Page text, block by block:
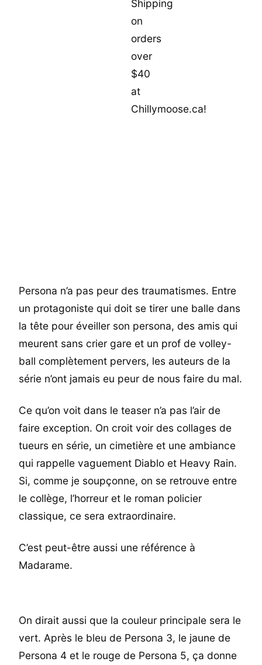
Persona n’a pas peur des traumatismes. Entre
un protagoniste qui doit se tirer une balle dans
la tête pour éveiller son persona, des amis qui
meurent sans crier gare et un prof de volley-
ball complètement pervers, les auteurs de la
série n’ont jamais eu peur de nous faire du mal.
Ce qu’on voit dans le teaser n’a pas l’air de
faire exception. On croit voir des collages de
tueurs en série, un cimetière et une ambiance
qui rappelle vaguement Diablo et Heavy Rain.
Si, comme je soupçonne, on se retrouve entre
le collège, l’horreur et le roman policier
classique, ce sera extraordinaire.
C’est peut-être aussi une référence à
Madarame.
On dirait aussi que la couleur principale sera le
vert. Après le bleu de Persona 3, le jaune de
Persona 4 et le rouge de Persona 5, ça donne